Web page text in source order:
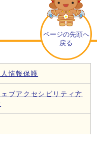
ページの先頭へ
戻る
情報保護
ェブアクセシビリティ方